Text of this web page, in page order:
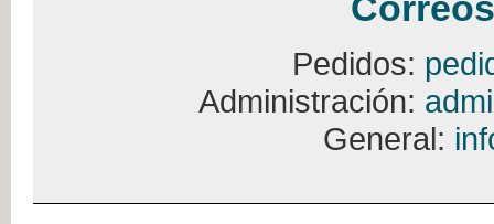
Pedidos:
Administración:
General: